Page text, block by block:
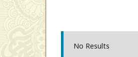
No Results